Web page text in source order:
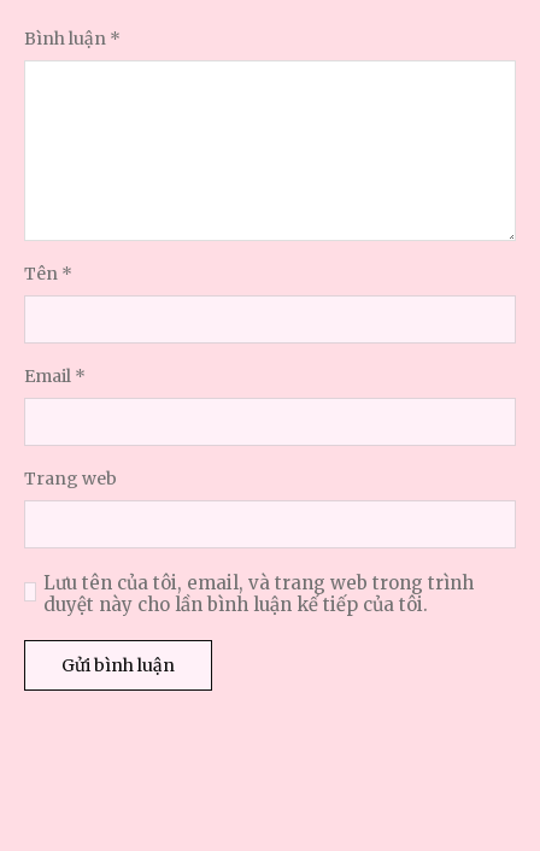
Bình luận *
Tên *
Email *
Trang web
Lưu tên của tôi, email, và trang web trong trình
duyệt này cho lần bình luận kế tiếp của tôi.